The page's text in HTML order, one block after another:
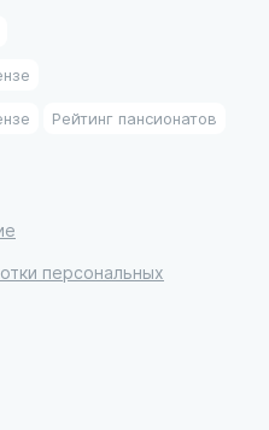
Рейтинг пансионатов
персональных